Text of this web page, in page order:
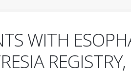
WITH